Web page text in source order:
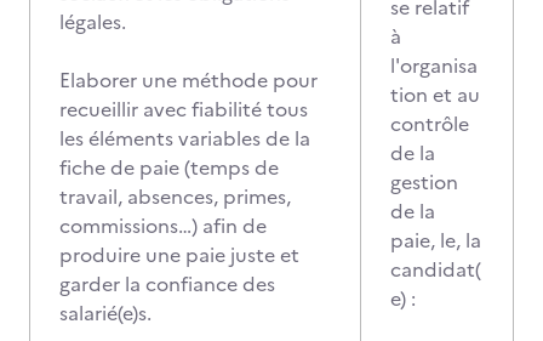
légales.
Elaborer une méthode pour
recueillir avec fiabilité tous
les éléments variables de la
fiche de paie (temps de
travail, absences, primes,
commissions…) afin de
produire une paie juste et
garder la confiance des
salarié(e)s.
se relatif
à
l'organisa
tion et au
contrôle
de la
gestion
de la
paie, le, la
candidat(
e) :